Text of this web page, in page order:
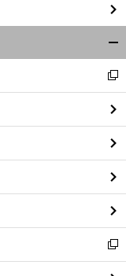
閉
る
新
し
い
ウ
ィ
ン
ド
ウ
で
開
く
新
し